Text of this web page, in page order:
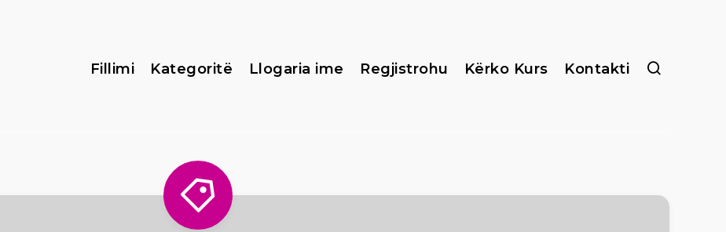
Fillimi Kategoritë Llogaria ime Regjistrohu Kërko Kurs Kontakti